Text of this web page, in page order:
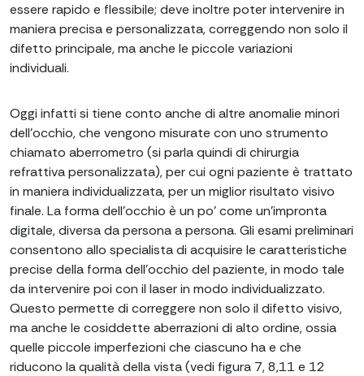
essere rapido e flessibile; deve inoltre poter intervenire in
maniera precisa e personalizzata, correggendo non solo il
difetto principale, ma anche le piccole variazioni
individuali.
Oggi infatti si tiene conto anche di altre anomalie minori
dell’occhio, che vengono misurate con uno strumento
chiamato aberrometro (si parla quindi di chirurgia
refrattiva personalizzata), per cui ogni paziente è trattato
in maniera individualizzata, per un miglior risultato visivo
finale. La forma dell’occhio è un po’ come un’impronta
digitale, diversa da persona a persona. Gli esami preliminari
consentono allo specialista di acquisire le caratteristiche
precise della forma dell’occhio del paziente, in modo tale
da intervenire poi con il laser in modo individualizzato.
Questo permette di correggere non solo il difetto visivo,
ma anche le cosiddette aberrazioni di alto ordine, ossia
quelle piccole imperfezioni che ciascuno ha e che
riducono la qualità della vista (vedi figura 7, 8,11 e 12